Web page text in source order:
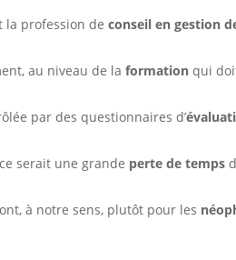
la profession deconseil en gestion
au niveau de laformation qui
par des questionnaires d’
serait une grande perte de temps
à notre sens, plutôt pour les